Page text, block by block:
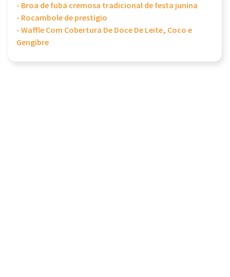
- Broa de fubá cremosa tradicional de festa junina
- Rocambole de prestígio
- Waffle Com Cobertura De Doce De Leite, Coco e
Gengibre